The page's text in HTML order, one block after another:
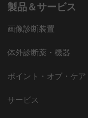
製品＆サービス
画像診断装置
体外診断薬・機器
ポイント・オブ・ケア
サービス